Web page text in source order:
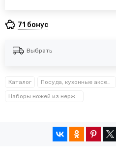
71 бонус
Выбрать
Каталог Посуда, кухонные аксессуары и принадлежности TM Kamille TM Ofenbach
Наборы ножей из нержавеющей стали Kamille™